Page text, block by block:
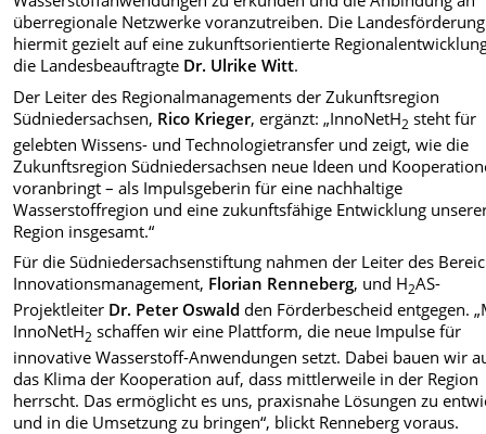
überregionale Netzwerke voranzutreiben. Die
hiermit gezielt auf eine zukunftsorientierte
die Landesbeauftragte Dr. Ulrike Witt.
Der Leiter des Regionalmanagements der Zukunftsregion
Südniedersachsen, Rico Krieger, ergänzt: „InnoNetH2 steht für
gelebten Wissens- und Technologietransfer und zeigt, wie die
Zukunftsregion Südniedersachsen neue Ideen und
voranbringt – als Impulsgeberin für eine nachhaltige
Wasserstoffregion und eine zukunftsfähige Entwicklung
Region insgesamt.“
Für die Südniedersachsenstiftung nahmen der Leiter des
Innovationsmanagement, Florian Renneberg, und H2AS-
Projektleiter Dr. Peter Oswald den Förderbescheid entgegen.
InnoNetH2 schaffen wir eine Plattform, die neue Impulse für
innovative Wasserstoff-Anwendungen setzt. Dabei bauen wir
das Klima der Kooperation auf, dass mittlerweile in der Region
herrscht. Das ermöglicht es uns, praxisnahe Lösungen zu
und in die Umsetzung zu bringen“, blickt Renneberg voraus.